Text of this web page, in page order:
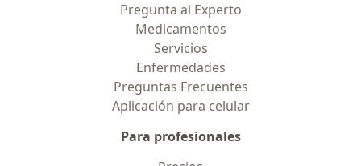
Pregunta al Experto
Medicamentos
Servicios
Enfermedades
Preguntas Frecuentes
Aplicación para celular
Para profesionales